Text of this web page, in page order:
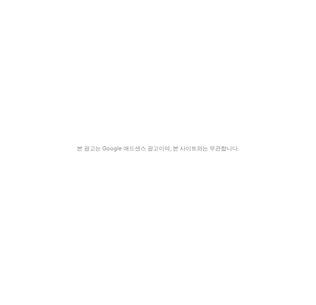
본 광고는 Google 애드센스 광고이며, 본 사이트와는 무관합니다.